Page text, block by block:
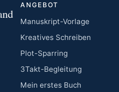
ANGEBOT
Manuskript-Vorlage
Kreatives Schreiben
Plot-Sparring
3Takt-Begleitung
Mein erstes Buch